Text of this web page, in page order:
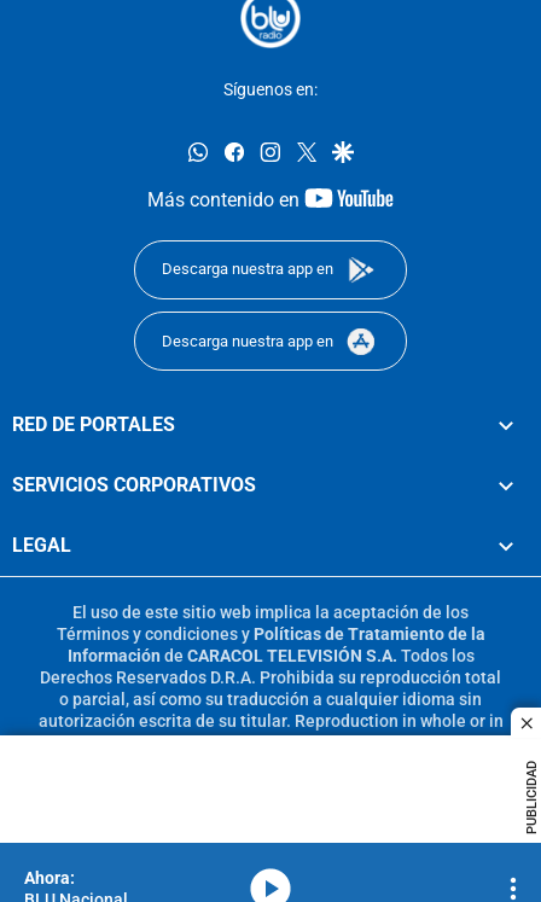
PUBLICIDAD
Síguenos en:
whatsappfacebookinstagram
twittergoogle
Más contenido en
youtube-
Descarga nuestra app en
Descarga nuestra app en
RED DE PORTALES
SERVICIOS CORPORATIVOS
LEGAL
El uso de este sitio web implica la aceptación de los
Términos y condicionesy Políticas de Tratamiento de la
Información de CARACOL TELEVISIÓN S.A. Todos los
Derechos Reservados D.R.A. Prohibida su reproducción total
o parcial, así como su traducción a cualquier idioma sin
autorización escrita de su titular. Reproduction in whole or in